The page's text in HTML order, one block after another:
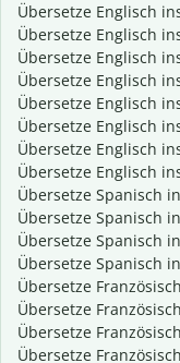
Übersetze Englisch
Übersetze Englisch
Übersetze Englisch
Übersetze Englisch
Übersetze Englisch
Übersetze Englisch
Übersetze Englisch
Übersetze Englisch
Übersetze Spanisch
Übersetze Spanisch
Übersetze Spanisch
Übersetze Spanisch
Übersetze
Übersetze
Übersetze
Übersetze